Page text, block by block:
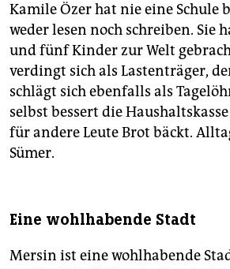
Kamile Özer hat nie eine Schule
weder lesen noch schreiben. Sie
und fünf Kinder zur Welt
verdingt sich als Lastenträger,
schlägt sich ebenfalls als
selbst bessert die
für andere Leute Brot bäckt.
Sümer.
Eine wohlhabende Stadt
Mersin ist eine wohlhabende